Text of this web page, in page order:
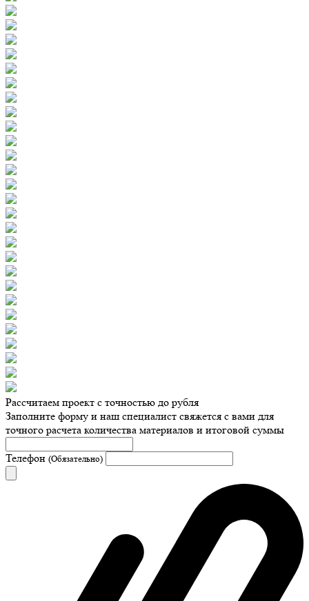
Рассчитаем проект с точностью до рубля
Заполните форму и наш специалист свяжется с вами для
точного расчета количества материалов и итоговой суммы
Телефон (Обязательно)